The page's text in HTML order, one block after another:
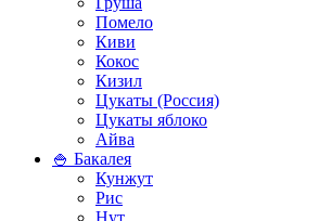
Помело
Киви
Кокос
Кизил
Цукаты (Россия)
Цукаты яблоко
Айва
🍚 Бакалея
Кунжут
Рис
Нут